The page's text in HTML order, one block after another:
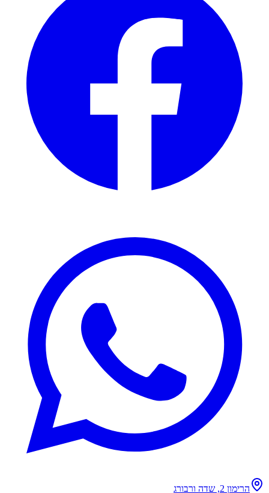
הרימון 2, שדה ורבורג